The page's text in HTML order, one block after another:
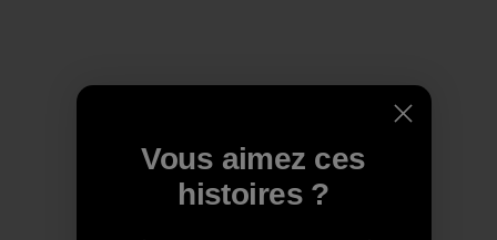
Vous aimez ces
histoires ?